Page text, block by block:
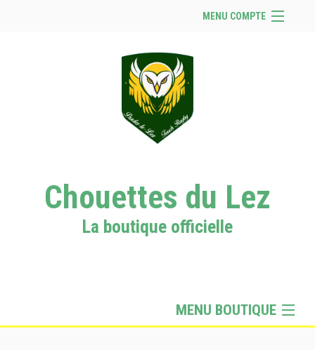
MENU COMPTE
Se connecter
Panier ( vide)
Chouettes du Lez
La boutique officielle
MENU BOUTIQUE